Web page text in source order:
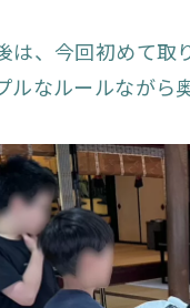
は、今回初めて取
ルなルールながら